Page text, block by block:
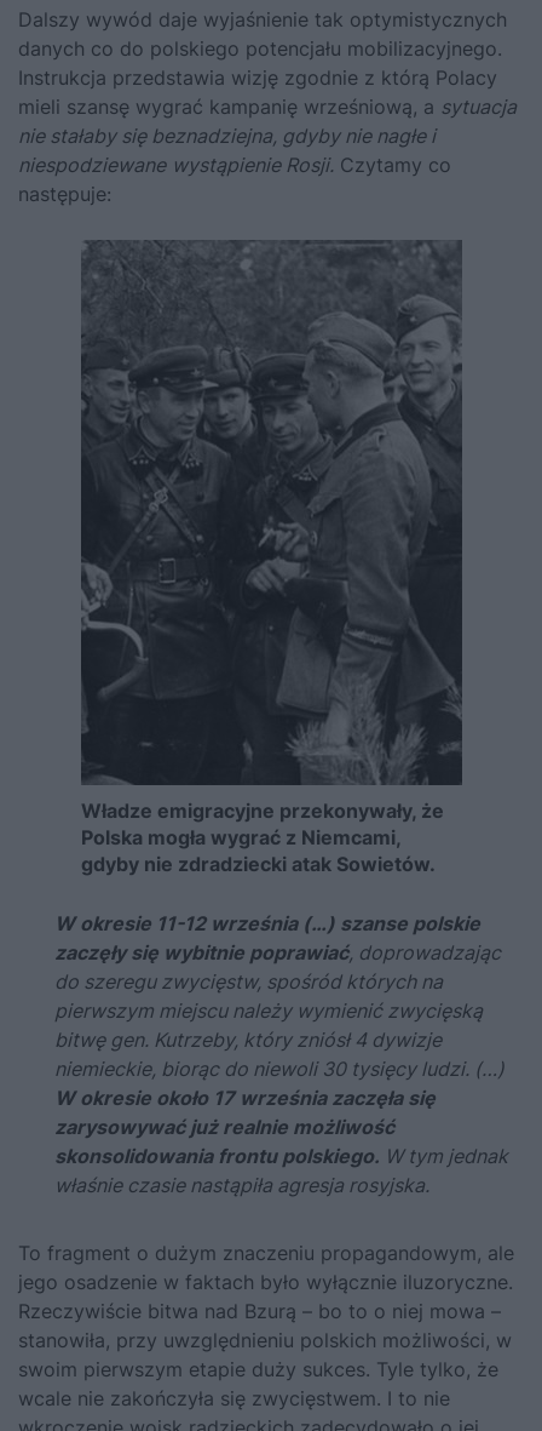
Dalszy wywód daje wyjaśnienie tak optymistycznych
danych co do polskiego potencjału mobilizacyjnego.
Instrukcja przedstawia wizję zgodnie z którą Polacy
mieli szansę wygrać kampanię wrześniową, a sytuacja
nie stałaby się beznadziejna, gdyby nie nagłe i
niespodziewane wystąpienie Rosji. Czytamy co
następuje:
Władze emigracyjne przekonywały, że
Polska mogła wygrać z Niemcami,
gdyby nie zdradziecki atak Sowietów.
W okresie 11-12 września (…) szanse polskie
zaczęły się wybitnie poprawiać, doprowadzając
do szeregu zwycięstw, spośród których na
pierwszym miejscu należy wymienić zwycięską
bitwę gen. Kutrzeby, który zniósł 4 dywizje
niemieckie, biorąc do niewoli 30 tysięcy ludzi. (…)
W okresie około 17 września zaczęła się
zarysowywać już realnie możliwość
skonsolidowania frontu polskiego. W tym jednak
właśnie czasie nastąpiła agresja rosyjska.
To fragment o dużym znaczeniu propagandowym, ale
jego osadzenie w faktach było wyłącznie iluzoryczne.
Rzeczywiście bitwa nad Bzurą – bo to o niej mowa –
stanowiła, przy uwzględnieniu polskich możliwości, w
swoim pierwszym etapie duży sukces. Tyle tylko, że
wcale nie zakończyła się zwycięstwem. I to nie